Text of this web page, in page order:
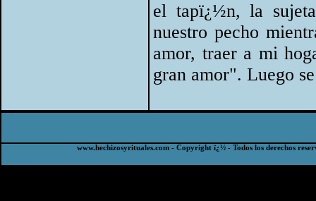
el tapï¿½n, la
nuestro pecho
amor, traer a mi
gran amor". Luego
www.hechizosyrituales.com - Copyright ï¿½ - Todos los derechos